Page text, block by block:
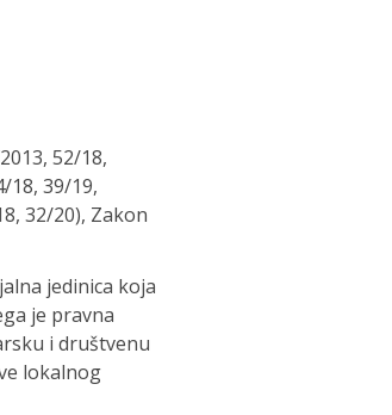
52/18,
18, 39/19,
32/20), Zakon
jedinica koja
je pravna
i društvenu
lokalnog